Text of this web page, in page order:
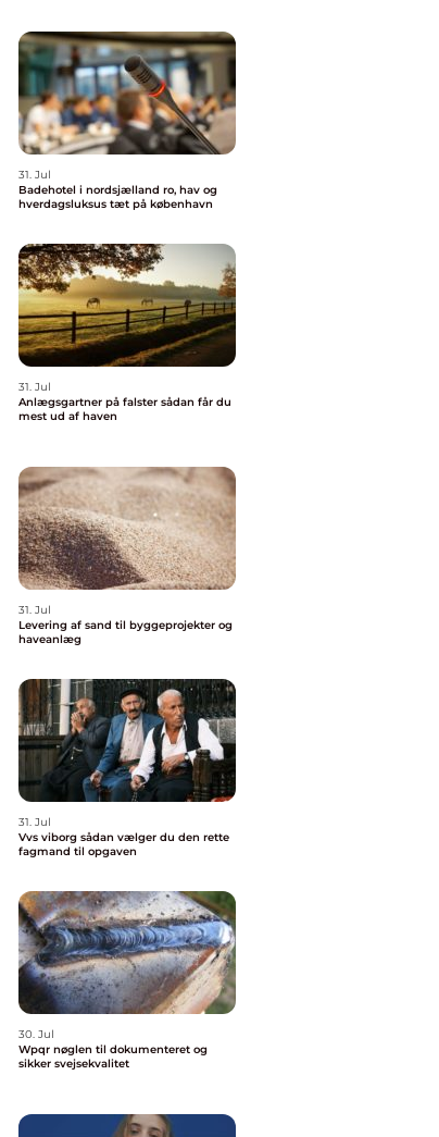
31. Jul
Badehotel i nordsjælland ro, hav og
hverdagsluksus tæt på københavn
31. Jul
Anlægsgartner på falster sådan får du
mest ud af haven
31. Jul
Levering af sand til byggeprojekter og
haveanlæg
31. Jul
Vvs viborg sådan vælger du den rette
fagmand til opgaven
30. Jul
Wpqr nøglen til dokumenteret og
sikker svejsekvalitet